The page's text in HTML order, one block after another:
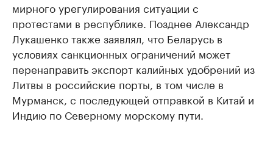
мирного урегулирования ситуации с
протестами в республике. Позднее Александр
Лукашенко также заявлял, что Беларусь в
условиях санкционных ограничений может
перенаправить экспорт калийных удобрений из
Литвы в российские порты, в том числе в
Мурманск, с последующей отправкой в Китай и
Индию по Северному морскому пути.